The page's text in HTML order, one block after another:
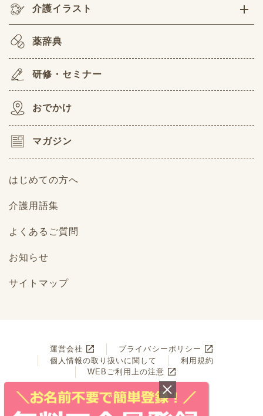
介護イラスト
薬辞典
研修・セミナー
おでかけ
マガジン
はじめての方へ
介護用語集
よくあるご質問
お知らせ
サイトマップ
運営会社
プライバシーポリシー
個人情報の取り扱いに関して
利用規約
WEBご利用上の注意